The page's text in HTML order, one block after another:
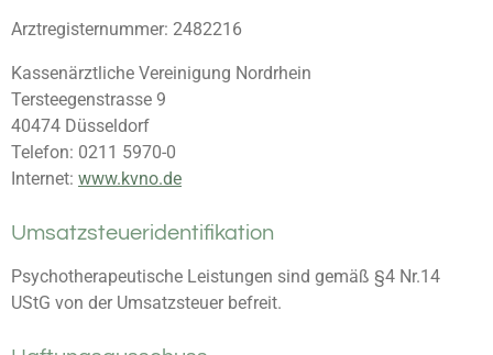
Arztregisternummer: 2482216
Kassenärztliche Vereinigung Nordrhein
Tersteegenstrasse 9
40474 Düsseldorf
Telefon: 0211 5970-0
Internet: www.kvno.de
Umsatzsteueridentifikation
Psychotherapeutische Leistungen sind gemäß §4 Nr.14
UStG von der Umsatzsteuer befreit.